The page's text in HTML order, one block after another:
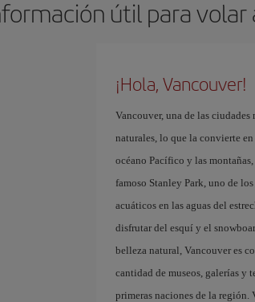
útil para volar
¡Hola, Vancouver!
Vancouver, una de las
naturales, lo que la convierte
océano Pacífico y las
famoso Stanley Park, uno de
acuáticos en las aguas del
disfrutar del esquí y el
belleza natural, Vancouver es
cantidad de museos, galerías y
primeras naciones de la región.